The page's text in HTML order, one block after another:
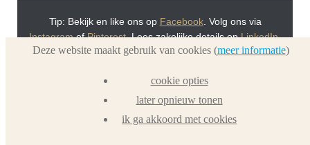
Tip: Bekijk en like ons op Facebook. Volg ons via
InstagramofPinterest. Lees zakelijke details opLinkedIn.
Of bekijk Urnwebshop.nl instructie video's viaYou Tube.
Dierenurnwinkel.nlenGraflantaarn.nl
Deze website maakt gebruik van cookies (meer informatie)
cookie opties
later opnieuw tonen
ik ga akkoord met cookies